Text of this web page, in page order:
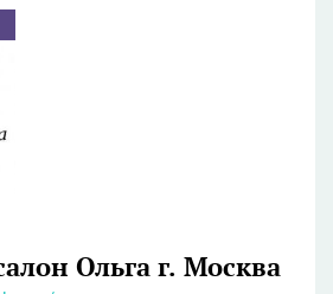
Ольга г. Москва